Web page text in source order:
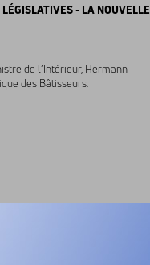
- LA NOUVELLE
de l’Intérieur, Hermann
des Bâtisseurs.